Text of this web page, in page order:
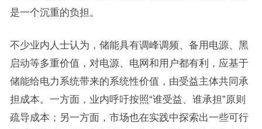
是一个沉重的负担。
不少业内人士认为，储能具有调峰调频、备用电源、黑
启动等多重价值，对电源、电网和用户都有利，应基于
储能给电力系统带来的系统性价值，由受益主体共同承
担成本。一方面，业内呼吁按照“谁受益、谁承担”原则
疏导成本；另一方面，市场也在实践中探索出一些可行